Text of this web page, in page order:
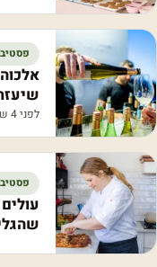
לפני 4 שבועות